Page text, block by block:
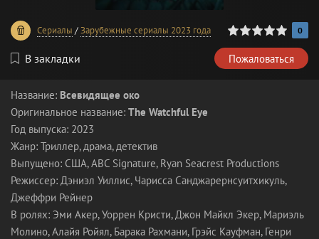
Сериалы /Зарубежные сериалы 2023 года
0 1 2 3 4 5 0
В закладки Пожаловаться
Название: Всевидящее око
Оригинальное название: The Watchful Eye
Год выпуска: 2023
Жанр: Триллер, драма, детектив
Выпущено: США, ABC Signature, Ryan Seacrest Productions
Режиссер: Дэниэл Уиллис, Чарисса Санджарернсуитхикуль,
Джеффри Рейнер
В ролях: Эми Акер, Уоррен Кристи, Джон Майкл Экер, Мариэль
Молино, Алайя Ройял, Барака Рахмани, Грэйс Кауфман, Генри